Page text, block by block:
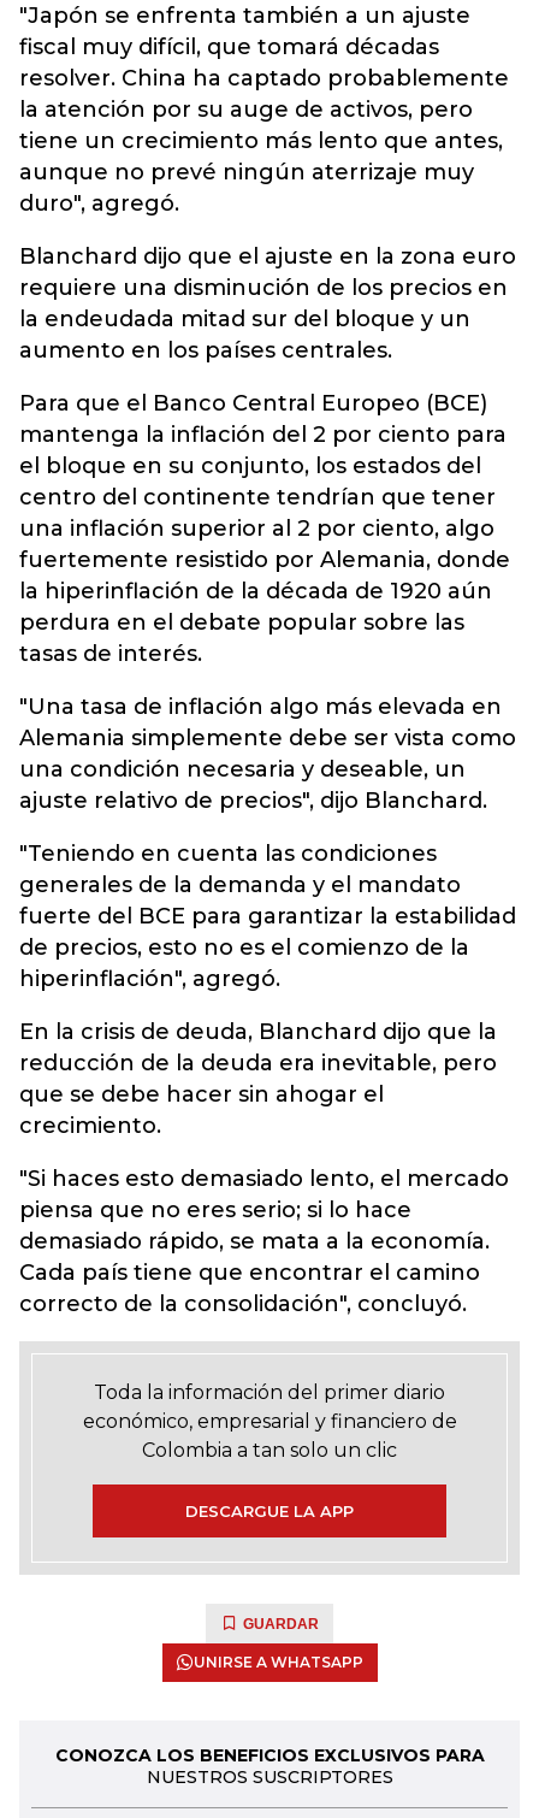
"Japón se enfrenta también a un ajuste
fiscal muy difícil, que tomará décadas
resolver. China ha captado probablemente
la atención por su auge de activos, pero
tiene un crecimiento más lento que antes,
aunque no prevé ningún aterrizaje muy
duro", agregó.
Blanchard dijo que el ajuste en la zona euro
requiere una disminución de los precios en
la endeudada mitad sur del bloque y un
aumento en los países centrales.
Para que el Banco Central Europeo (BCE)
mantenga la inflación del 2 por ciento para
el bloque en su conjunto, los estados del
centro del continente tendrían que tener
una inflación superior al 2 por ciento, algo
fuertemente resistido por Alemania, donde
la hiperinflación de la década de 1920 aún
perdura en el debate popular sobre las
tasas de interés.
"Una tasa de inflación algo más elevada en
Alemania simplemente debe ser vista como
una condición necesaria y deseable, un
ajuste relativo de precios", dijo Blanchard.
"Teniendo en cuenta las condiciones
generales de la demanda y el mandato
fuerte del BCE para garantizar la estabilidad
de precios, esto no es el comienzo de la
hiperinflación", agregó.
En la crisis de deuda, Blanchard dijo que la
reducción de la deuda era inevitable, pero
que se debe hacer sin ahogar el
crecimiento.
"Si haces esto demasiado lento, el mercado
piensa que no eres serio; si lo hace
demasiado rápido, se mata a la economía.
Cada país tiene que encontrar el camino
correcto de la consolidación", concluyó.
Toda la información del primer diario
económico, empresarial y financiero de
Colombia a tan solo un clic
DESCARGUE LA APP
GUARDAR
UNIRSE A WHATSAPP
CONOZCA LOS BENEFICIOS EXCLUSIVOS PARA
NUESTROS SUSCRIPTORES